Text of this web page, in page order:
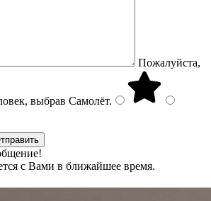
Пожалуйста,
выбрав Самолёт.
с Вами в ближайшее время.